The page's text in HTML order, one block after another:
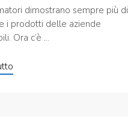
dimostrano sempre più di
i prodotti delle aziende
Ora c’è ...